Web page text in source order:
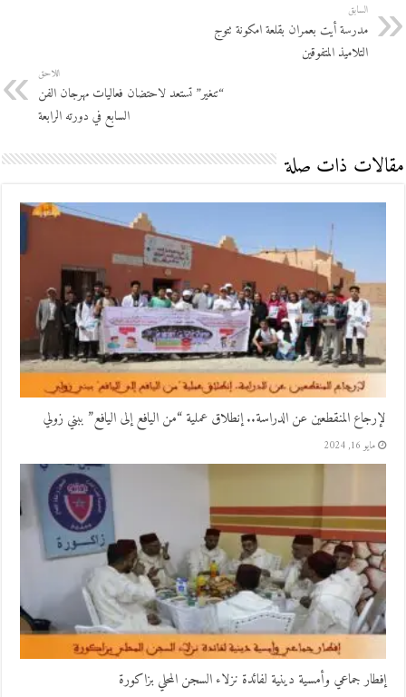
السابق
مدرسة أيت بعمران بقلعة امكونة تتوج
التلاميذ المتفوقين
اللاحق
“تنغير” تستعد لاحتضان فعاليات مهرجان الفن
السابع في دورته الرابعة
مقالات ذات صلة
لإرجاع المنقطعين عن الدراسة.. إنطلاق عملية “من اليافع إلى اليافع” ببني زولي
مايو 16, 2024
إفطار جماعي وأمسية دينية لفائدة نزلاء السجن المحلي بزاكورة